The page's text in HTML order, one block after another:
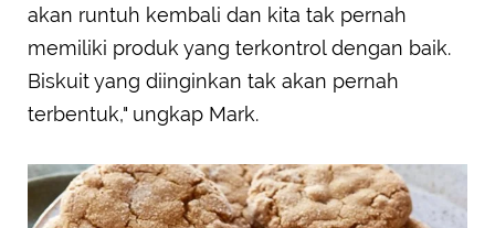
akan runtuh kembali dan kita tak pernah
memiliki produk yang terkontrol dengan baik.
Biskuit yang diinginkan tak akan pernah
terbentuk," ungkap Mark.